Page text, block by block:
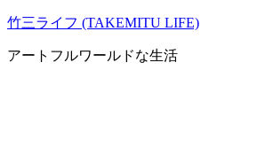
コ
テ
竹三ライフ (TAKEMITU LIFE)
アートフルワールドな生活